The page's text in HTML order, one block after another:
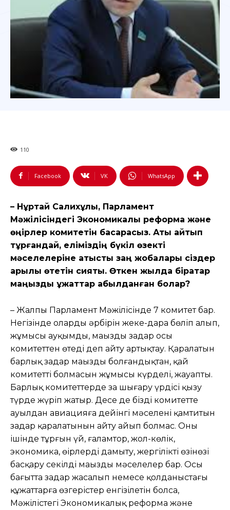
110
Facebook VK WhatsApp
– Нұртай Салихұлы, Парламент
Мəжілісіндегі Экономикалық реформа жəне
өңірлер комитетін басқарасыз. Аты айтып
тұрғандай, еліміздің бүкіл өзекті
мəселелеріне қатысты заң жобалары cіздер
арқылы өтетін сияқты. Өткен жылда бірқатар
маңызды құжаттар қабылданған болар?
– Жалпы Парламент Мəжілісінде 7 комитет бар.
Негізінде олардың əрбірін жеке-дара бөліп алып,
жұмысы ауқымды, маңызды заңдар осы
комитеттен өтеді деп айту артықтау. Қаралатын
барлық заңдар маңызды болғандықтан, қай
комитеттің болмасын жұмысы күрделі, жауапты.
Барлық комитеттерде заң шығару үрдісі қызу
түрде жүріп жатыр. Десе де біздің комитетте
ауылдан авиацияға дейінгі мəселені қамтитын
заңдар қаралатынын айту айып болмас. Оның
ішінде тұрғын үй, ғаламтор, жол-көлік,
экономика, өңірлерді дамыту, жергілікті өзінөзі
басқару секілді маңызды мəселелер бар. Осы
бағытта заңдар жасалып немесе қолданыстағы
құжаттарға өзгерістер енгізілетін болса,
Мəжілістегі Экономикалық реформа жəне